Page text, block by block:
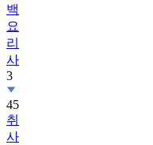
백
요
리
사
3
45
취
사